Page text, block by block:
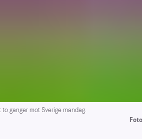
ganger mot Sverige mandag.